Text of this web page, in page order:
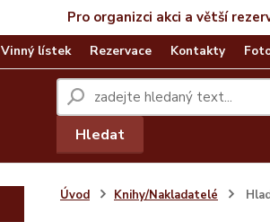
Pro organizci akci a větší
Vinný lístek Rezervace Kontakty
Hledat
Úvod Knihy/Nakladatelé